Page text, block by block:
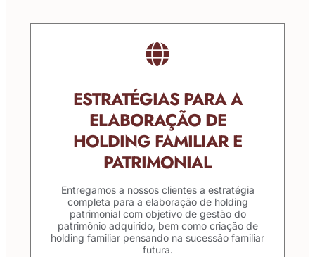
ESTRATÉGIAS PARA A
ELABORAÇÃO DE
HOLDING FAMILIAR E
PATRIMONIAL
Entregamos a nossos clientes a estratégia
completa para a elaboração de holding
patrimonial com objetivo de gestão do
patrimônio adquirido, bem como criação de
holding familiar pensando na sucessão familiar
futura.